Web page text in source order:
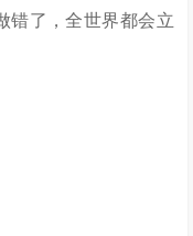
错了，全世界都会立